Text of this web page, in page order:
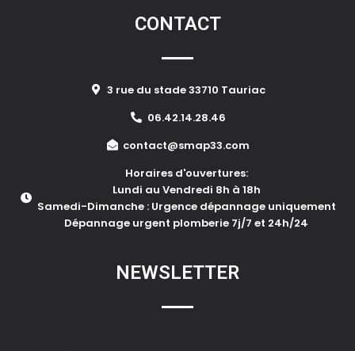
CONTACT
3 rue du stade 33710 Tauriac
06.42.14.28.46
contact@smap33.com
Horaires d'ouvertures:
Lundi au Vendredi 8h à 18h
Samedi-Dimanche : Urgence dépannage uniquement
Dépannage urgent plomberie 7j/7 et 24h/24
NEWSLETTER